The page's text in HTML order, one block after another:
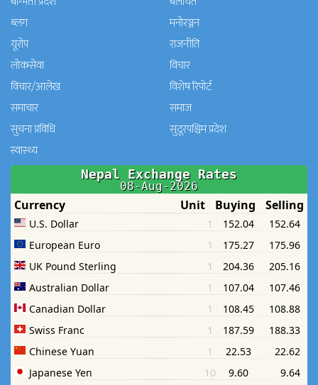
ब्लग
मनाेरञ्जन
यूरोप
राजनीति
लोकसेवा
विचार
विचार/आलेख
विशेष रिपोर्ट
समाचार
समाज
सुचना प्रविधि
सुदूरपश्चिम प्रदेश
स्वास्थ्य